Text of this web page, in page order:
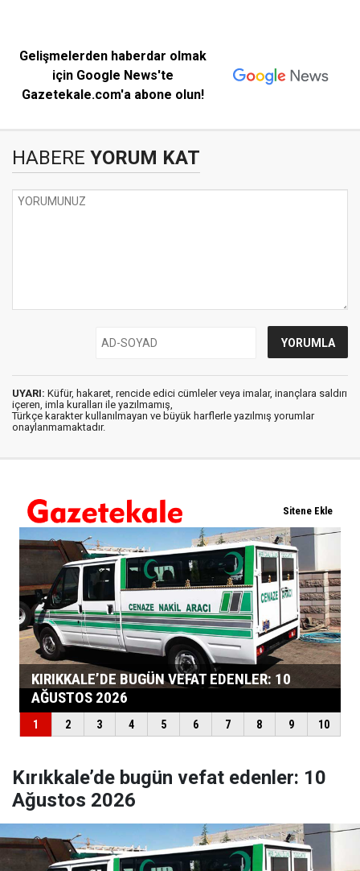
Gelişmelerden haberdar olmak
için Google News'te
Gazetekale.com'a abone olun!
HABERE YORUM KAT
UYARI: Küfür, hakaret, rencide edici cümleler veya imalar, inançlara saldırı
içeren, imla kuralları ile yazılmamış,
Türkçe karakter kullanılmayan ve büyük harflerle yazılmış yorumlar
onaylanmamaktadır.
Kırıkkale’de bugün vefat edenler: 10
Ağustos 2026